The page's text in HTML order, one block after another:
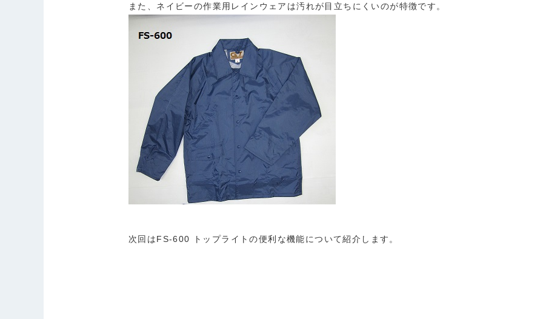
また、ネイビーの作業用レインウェアは汚れが目立ちにくいのが特徴です。
次回はFS-600 トップライトの便利な機能について紹介します。